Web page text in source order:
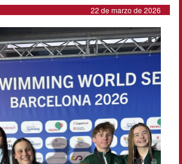
22 de marzo de 2026